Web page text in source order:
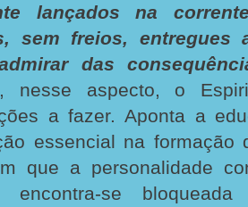
lançados na
sem freios, entregues
das
nesse aspecto, o
a fazer. Aponta a
essencial na formação
que a personalidade
encontra-se